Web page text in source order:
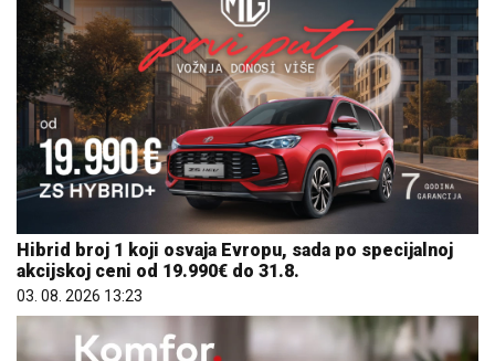
Hibrid broj 1 koji osvaja Evropu, sada po specijalnoj
akcijskoj ceni od 19.990€ do 31.8.
03. 08. 2026 13:23